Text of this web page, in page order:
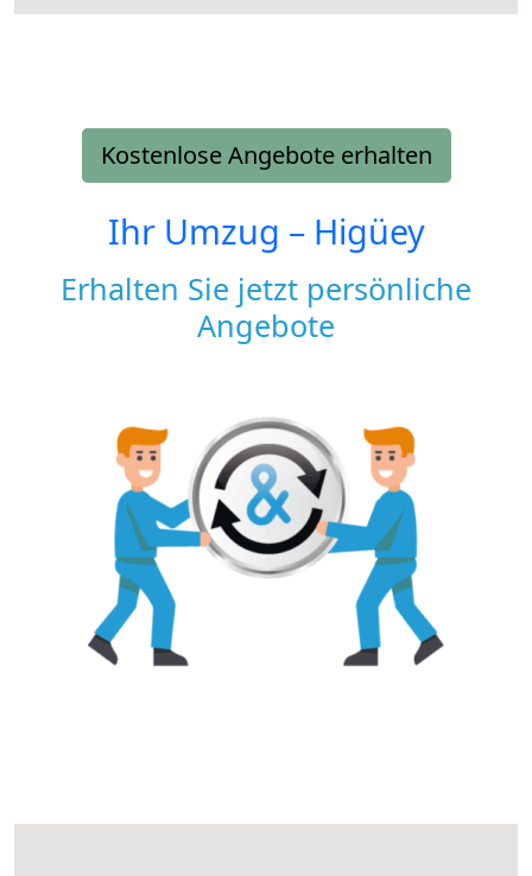
Kostenlose Angebote erhalten
Ihr Umzug – Higüey
Erhalten Sie jetzt persönliche
Angebote